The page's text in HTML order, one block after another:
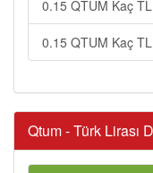
0.15 QTUM Kaç
0.15 QTUM Kaç
Qtum - Türk Lirası